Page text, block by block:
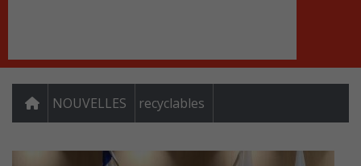
NOUVELLES recyclables